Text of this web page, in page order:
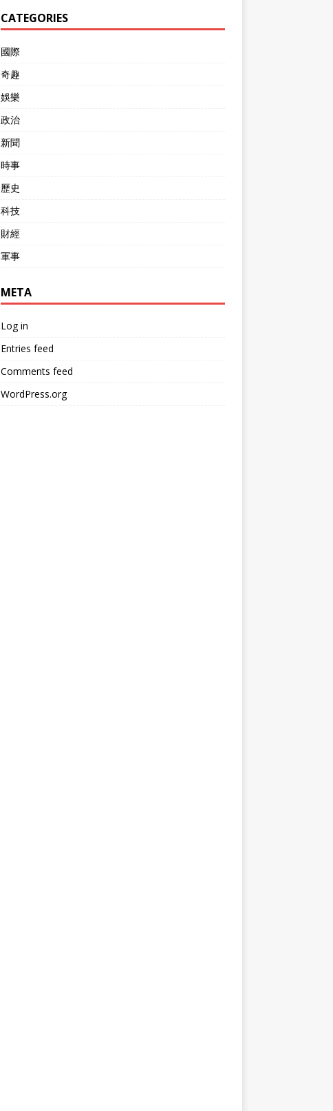
CATEGORIES
國際
奇趣
娛樂
政治
新聞
時事
歷史
科技
財經
軍事
META
Log in
Entries feed
Comments feed
WordPress.org